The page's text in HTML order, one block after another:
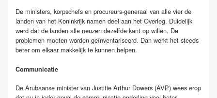
De ministers, korpschefs en procureurs-generaal van alle vier de
landen van het Koninkrijk namen deel aan het Overleg. Duidelijk
werd dat de landen alle neuzen dezelfde kant op willen. De
problemen moeten worden geïnventariseerd. Dan werkt het steeds
beter om elkaar makkelijk te kunnen helpen.
Communicatie
De Arubaanse minister van Justitie Arthur Dowers (AVP) wees erop